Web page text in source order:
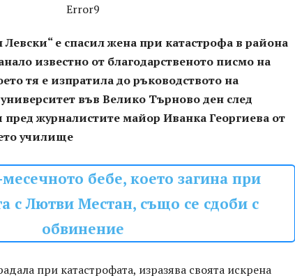
Error9
Левски“ е спасил жена при катастрофа в района
известно от благодарственото писмо на
тя е изпратила до ръководството на
във Велико Търново ден след
журналистите майор Иванка Георгиева от
училище
бебе, което загина при
с Лютви Местан, също се сдоби с
обвинение
при катастрофата, изразява своята искрена